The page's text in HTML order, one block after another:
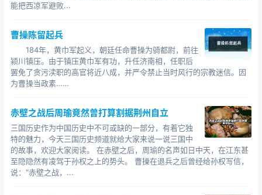
能把西凉军避败...
曹操陈留起兵
184年，黄巾军起义，朝廷任命曹操为骑都尉，前往
颍川镇压。由于镇压黄巾军有功，升任济南相，任职后
罢免了贪污渎职的高官将近八成，并严令禁止当时风行的宗教迷信。因
为曹操当政素……
赤壁之战后周瑜竟然曾打算割据荆州自立
三国历史作为中国历史中不可或缺的一部分，有着它独
特的魅力，今天三国历史频道就给大家来说一说三国中
的故事，欢迎大家阅读。 在赤壁之后，周瑜的名声如日中天，在江东甚
至隐隐然有凌驾于孙权之上的势头。 曹操在退兵之后曾经给孙权写信，
说：“赤壁之战，...